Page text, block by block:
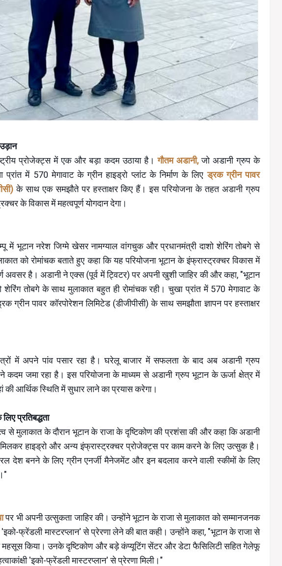
प्रोजेक्ट्स में एक और बड़ा कदम उठाया है।गौतम अडानी,जो अडानी ग्रुप के
में 570 मेगावाट के ग्रीन हाइड्रो प्लांट के निर्माण के लिएड्रक ग्रीन पावर
के साथ एक समझौते पर हस्ताक्षर किए हैं। इस परियोजना के तहत अडानी ग्रुप
के विकास में महत्वपूर्ण योगदान देगा।
में भूटान नरेश जिग्मे खेसर नामग्याल वांगचुक और प्रधानमंत्री दाशो शेरिंग तोबगे से
को रोमांचक बताते हुए कहा कि यह परियोजना भूटान के इंफ्रास्ट्रक्चर विकास में
अवसर है। अडानी ने एक्स (पूर्व में ट्विटर) पर अपनी खुशी जाहिर की और कहा, "भूटान
शेरिंग तोबगे के साथ मुलाकात बहुत ही रोमांचक रही। चुखा प्रांत में 570 मेगावाट के
ग्रीन पावर कॉरपोरेशन लिमिटेड (डीजीपीसी) के साथ समझौता ज्ञापन पर हस्ताक्षर
में अपने पांव पसार रहा है। घरेलू बाजार में सफलता के बाद अब अडानी ग्रुप
कदम जमा रहा है। इस परियोजना के माध्यम से अडानी ग्रुप भूटान के ऊर्जा क्षेत्र में
की आर्थिक स्थितिमें सुधार लाने का प्रयास करेगा।
प्रतिबद्धता
से मुलाकात के दौरान भूटान के राजा के दृष्टिकोण की प्रशंसा की और कहा कि अडानी
हाइड्रो और अन्य इंफ्रास्ट्रक्चर प्रोजेक्ट्स पर काम करने के लिए उत्सुक है।
देश बनने के लिए ग्रीन एनर्जी मैनेजमेंट और इन बदलाव करने वाली स्कीमों के लिए
पर भी अपनी उत्सुकता जाहिर की। उन्होंने भूटान के राजा से मुलाकात को सम्मानजनक
'इको-फ्रेंडली मास्टरप्लान' से प्रेरणा लेने की बात कही। उन्होंने कहा, "भूटान के राजा से
महसूस किया। उनके दृष्टिकोण और बड़े कंप्यूटिंग सेंटर और डेटा फैसिलिटी सहित गेलेफू
'इको-फ्रेंडली मास्टरप्लान' से प्रेरणा मिली।"